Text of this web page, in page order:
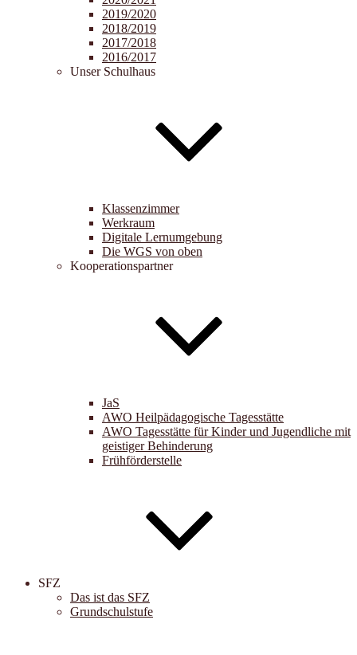
2019/2020
2018/2019
2017/2018
2016/2017
Unser Schulhaus
Klassenzimmer
Werkraum
Digitale Lernumgebung
Die WGS von oben
Kooperationspartner
JaS
AWO Heilpädagogische Tagesstätte
AWO Tagesstätte für Kinder und Jugendliche mit
geistiger Behinderung
Frühförderstelle
SFZ
Das ist das SFZ
Grundschulstufe